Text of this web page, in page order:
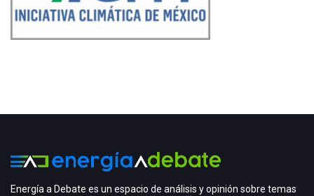
Energía a Debate es un espacio de análisis y opinión sobre temas